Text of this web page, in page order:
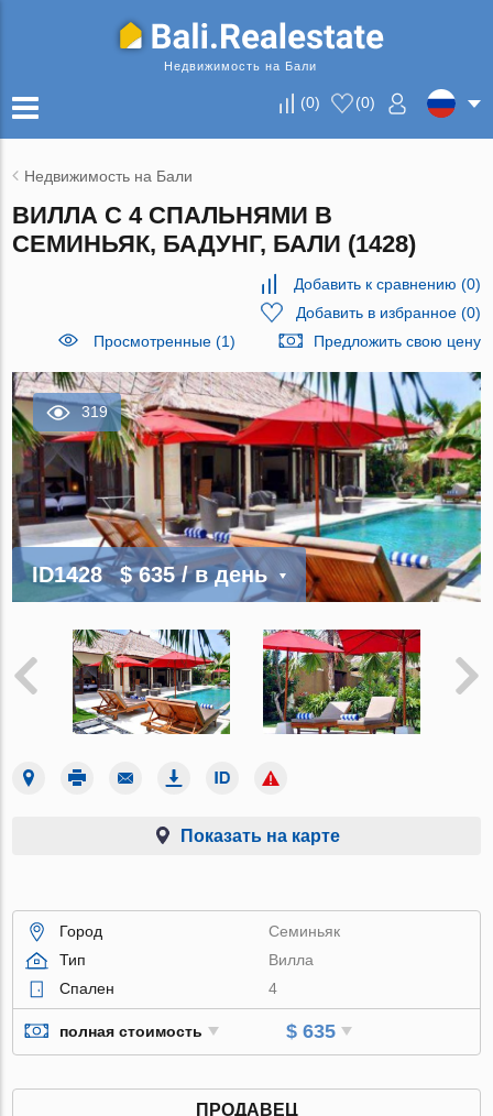
Недвижимость на Бали
(0) (0)
Недвижимость на Бали
ВИЛЛА С 4 СПАЛЬНЯМИ В
СЕМИНЬЯК, БАДУНГ, БАЛИ (1428)
Добавить к сравнению (0)
Добавить в избранное(0)
Просмотренные (1)
Предложить свою цену
319
ID1428 $ 635/ в день
Показать на карте
Город
Семиньяк
Тип
Вилла
Спален
4
полная стоимость $ 635
ПРОДАВЕЦ